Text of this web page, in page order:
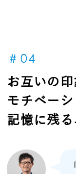
＃04
お互いの印
モチベーシ
記憶に残る